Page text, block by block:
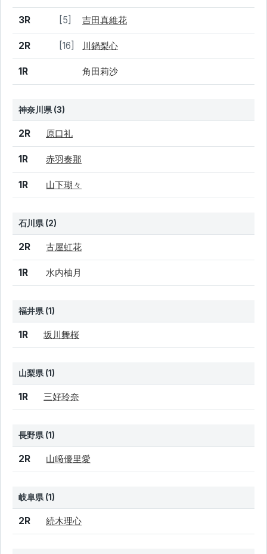
3R [5] 吉田真維花
2R [16] 川鍋梨心
1R 角田莉沙
神奈川県 (3)
結果 シード
2R 原口礼
1R 赤羽奏那
1R 山下瑚々
石川県 (2)
結果 シード 選手名
2R 古屋虹花
1R 水内柚月
福井県 (1)
結果 シード 選手名
1R 坂川舞桜
山梨県 (1)
結果 シード 選手名
1R 三好玲奈
長野県 (1)
結果 シード 選手名
2R 山﨑優里愛
岐阜県 (1)
結果 シード 選手名
2R 続木理心